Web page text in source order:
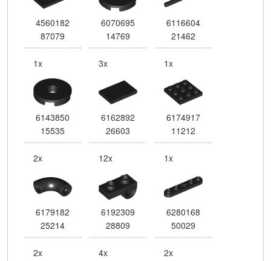
4560182
87079
6070695
14769
6116604
21462
1x
6143850
15535
3x
6162892
26603
1x
6174917
11212
2x
6179182
25214
12x
6192309
28809
1x
6280168
50029
2x 4x 2x